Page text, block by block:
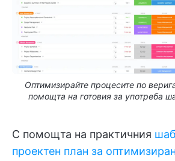
Оптимизирайте процесите по
помощта на готовия за употреба
С помощта на практичния
проектен план за